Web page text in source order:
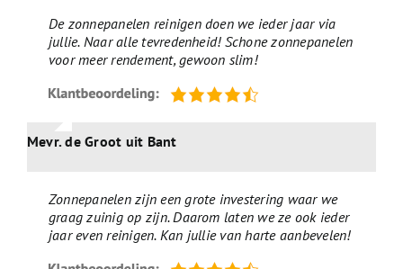
De zonnepanelen reinigen doen we ieder jaar via
jullie. Naar alle tevredenheid! Schone zonnepanelen
voor meer rendement, gewoon slim!
Mevr. de Groot uit Bant
Zonnepanelen zijn een grote investering waar we
graag zuinig op zijn. Daarom laten we ze ook ieder
jaar even reinigen. Kan jullie van harte aanbevelen!